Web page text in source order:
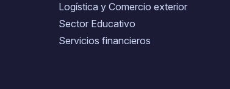
Logística y Comercio exterior
Sector Educativo
Servicios financieros